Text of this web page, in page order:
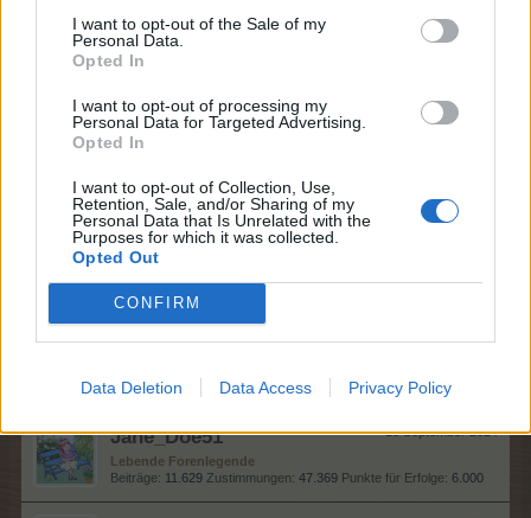
I want to opt-out of the Sale of my
Personal Data.
Opted In
I want to opt-out of processing my
Personal Data for Targeted Advertising.
Opted In
I want to opt-out of Collection, Use,
Retention, Sale, and/or Sharing of my
Personal Data that Is Unrelated with the
Purposes for which it was collected.
Opted Out
CONFIRM
Data Deletion Data Access Privacy Policy
Beiträge:
3.583 Zustimmungen: 23.942 Punkte für Erfolge: 4.100
Idefix7171
Beiträge: 4.457 Zustimmungen: 19.057 Punkte für Erfolge: 4.900
Lebende Forenlegende, weiblich
Beiträge: 8.566 Zustimmungen: 56.795 Punkte für Erfolge: 6.000
-Kafra-
Beiträge: 12.037
16 September 2024
Emely104
Beiträge: 3.203 Zustimmungen: 25.889 Punkte für Erfolge: 3.300
16 September 2024
Jane_Doe51
Lebende Forenlegende
Beiträge: 11.629 Zustimmungen: 47.369 Punkte für Erfolge: 6.000